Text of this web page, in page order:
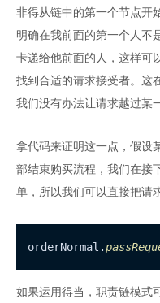
非得从链中的第一个节点开
明确在我前面的第一个人不
卡递给他前面的人，这样可
找到合适的请求接受者。这
我们没有办法让请求越过某
拿代码来证明这一点，假设
部结束购买流程，我们在接
单，所以我们可以直接把请
orderNormal.
如果运用得当，职责链模式